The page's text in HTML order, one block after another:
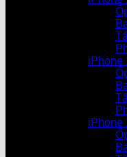
iPhone
iPhone